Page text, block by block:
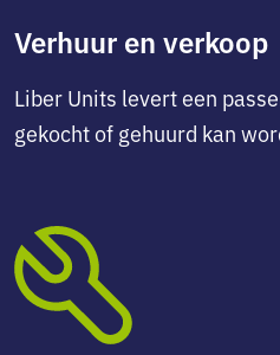
Verhuur en verkoop
Liber Units levert een
gekocht of gehuurd kan